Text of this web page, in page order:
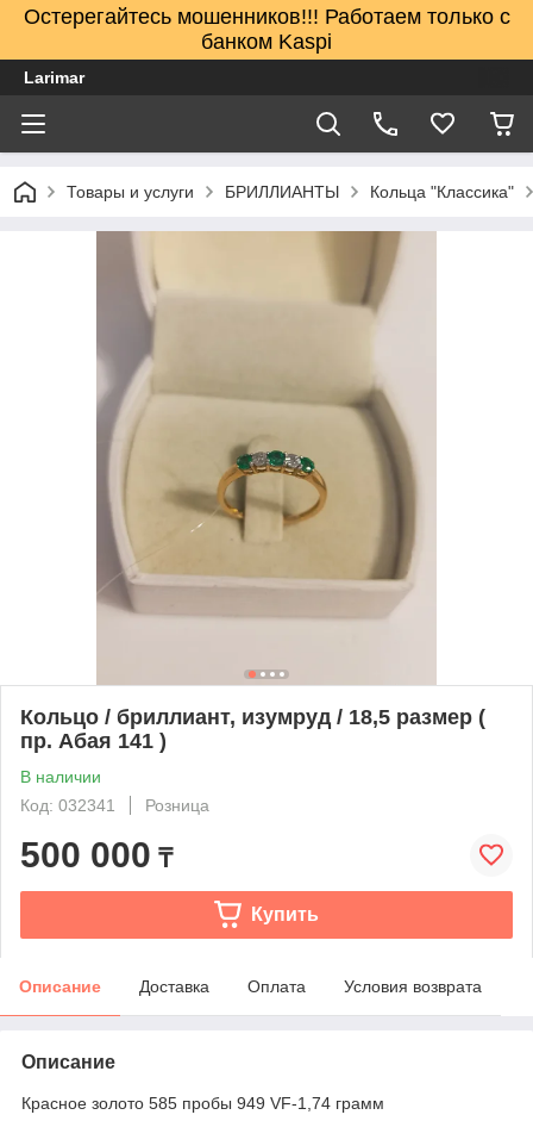
Остерегайтесь мошенников!!! Работаем только с
банком Kaspi
Larimar
Товары и услуги БРИЛЛИАНТЫ Кольца "Классика"
Кольцо / бриллиант, изумруд / 18,5 размер (
пр. Абая 141 )
В наличии
Код: 032341
Розница
500 000 ₸
Купить
Описание Доставка Оплата Условия возврата
Описание
Красное золото 585 пробы 949 VF-1,74 грамм